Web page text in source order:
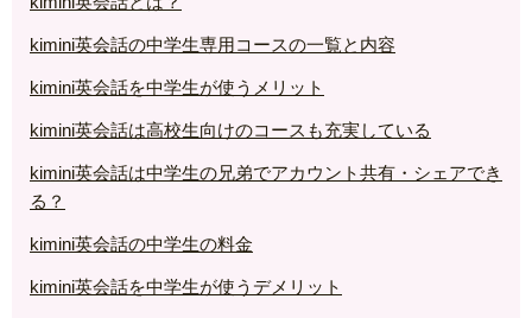
kimini英会話の中学生専用コースの一覧と内容
kimini英会話を中学生が使うメリット
kimini英会話は高校生向けのコースも充実している
kimini英会話は中学生の兄弟でアカウント共有・シェアでき
る？
kimini英会話の中学生の料金
kimini英会話を中学生が使うデメリット